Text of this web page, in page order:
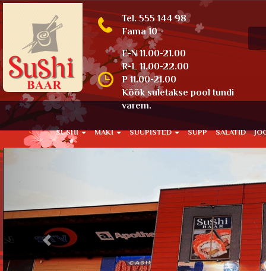
Tel. 555 144 98
Fama 10
E-N 11.00-21.00
R-L 11.00-22.00
P 11.00-21.00
Köök suletakse pool tundi
varem.
SUSHI MAKI SUUPISTED SUPP SALATID